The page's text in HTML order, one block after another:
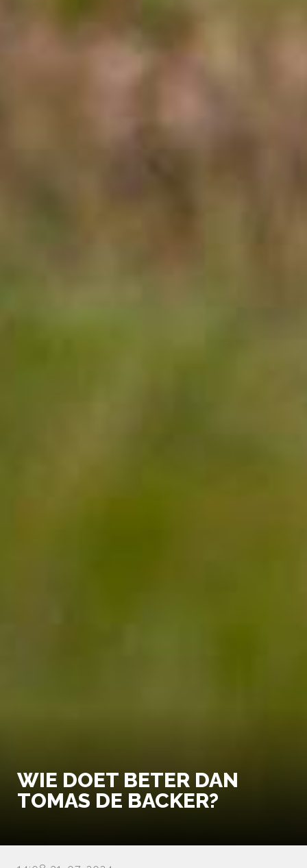
WIE DOET BETER DAN
TOMAS DE BACKER?